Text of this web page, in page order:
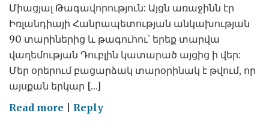
Միացյալ Թագավորություն: Այցն առաջինն էր
Իռլանդիայի Հանրապետության անկախության
90 տարիներից և թագուհու՝ երեք տարվա
վաղեմության Դուբլին կատարած այցից ի վեր:
Մեր օրերում բացարձակ տարօրինակ է թվում, որ
այսքան երկար […]
Read more onReply